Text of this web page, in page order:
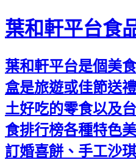
葉和軒平台食
葉和軒平台是個美
盒是旅遊或佳節送
土好吃的零食以及
食排行榜各種特色
訂婚喜餅、手工沙